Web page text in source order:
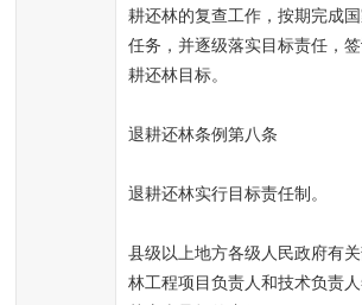
耕还林的复查工作，按期完成
任务，并逐级落实目标责任，
耕还林目标。
退耕还林条例第八条
退耕还林实行目标责任制。
县级以上地方各级人民政府有
林工程项目负责人和技术负责